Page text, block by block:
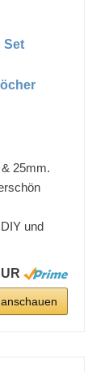
Set
25mm.
und